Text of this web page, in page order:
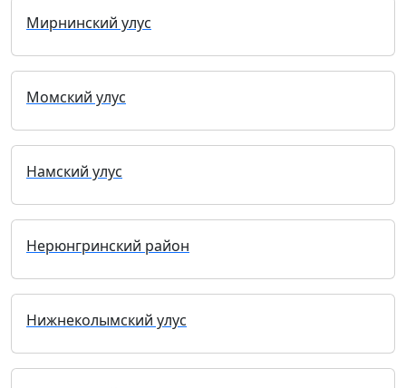
Мирнинский улус
Момский улус
Намский улус
Нерюнгринский район
Нижнеколымский улус